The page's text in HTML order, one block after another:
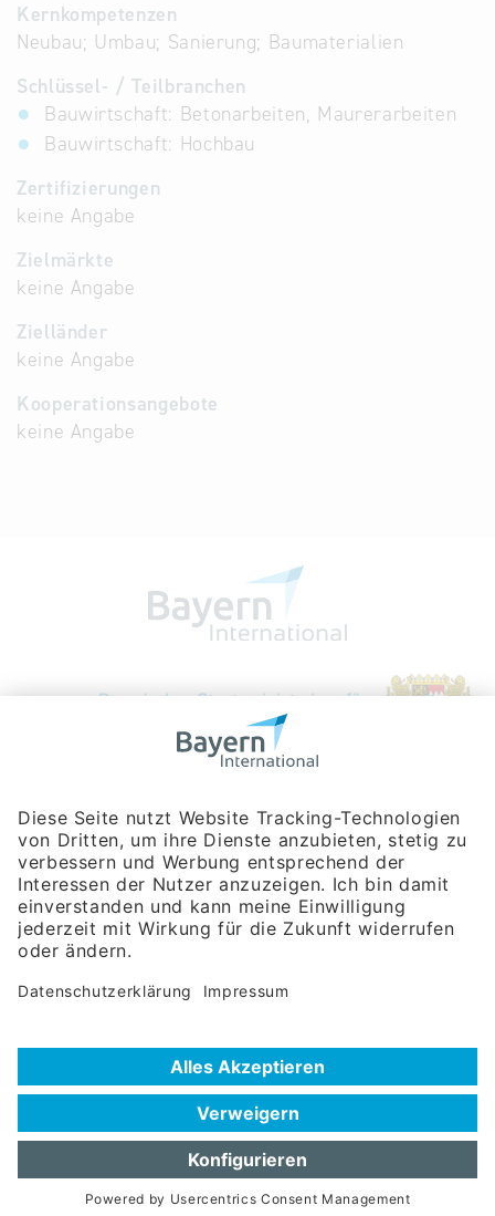
Kernkompetenzen
Neubau; Umbau; Sanierung; Baumaterialien
Schlüssel- / Teilbranchen
Bauwirtschaft: Betonarbeiten, Maurerarbeiten
Bauwirtschaft: Hochbau
Zertifizierungen
keine Angabe
Zielmärkte
keine Angabe
Zielländer
keine Angabe
Kooperationsangebote
keine Angabe
Bayerische Gesellschaft für Internationale
Rosenheimer Str. 143C
81671 München
Tel:+49 180 5949260
(Festnetz 14 ct/min, Mobil max. 42 ct/min)
Hotline
Datenschutzerklärung
Nutzungsbedingungen
Häufig gestellte Fragen (FAQ)